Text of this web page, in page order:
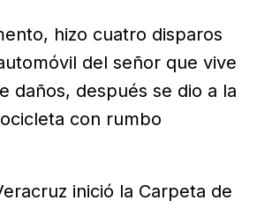
hizo cuatro disparos
del señor que vive
daños, después se dio a la
con rumbo
inició la Carpeta de